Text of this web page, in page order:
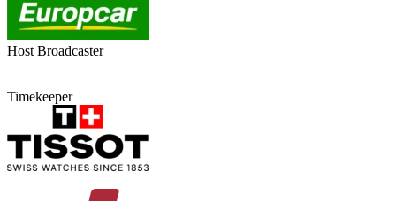
Host Broadcaster
Timekeeper